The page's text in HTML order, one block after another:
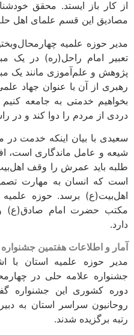
از کار باز ایستد. محقق
مصادیق این قسم علمای اهل
مدیر حوزه علمیه
تعبیر امام راحل(ره) در یک
پژوهش و علم‌آموزی مانند یک
رهبری از آن با عنوان جهاد
بخواهیم خدمتی به جامعه کنیم
دردی از مردم را دوا کند و در
سعیدی با بیان اینکه خدمت در
شیعه و عامل ماندگاری است،
طلبه باید عمرش را وقف
است که انسان به مهارت
اهل‌بیت(ع) برسد. حوزه
مکتب حضرت امام صادق(ع) و
دارد.
آمار و اطلاعات هفتمین
مدیر حوزه علمیه استان با
جشنواره علامه حلی در
رتبه برگزیده شدند.